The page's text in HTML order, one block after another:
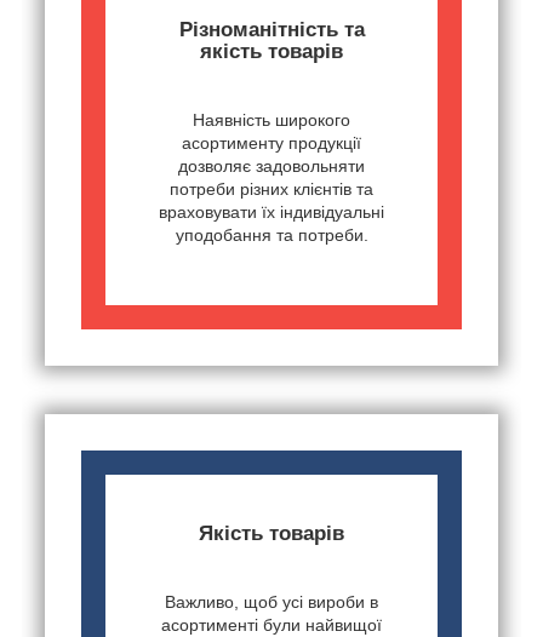
Різноманітність та
якість товарів
Наявність широкого
асортименту продукції
дозволяє задовольняти
потреби різних клієнтів та
враховувати їх індивідуальні
уподобання та потреби.
Якість товарів
Важливо, щоб усі вироби в
асортименті були найвищої